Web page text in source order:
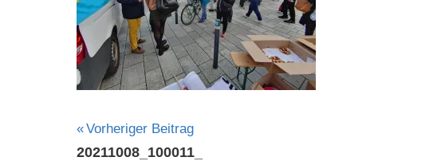
Beitragsnavigation
Vorheriger Beitrag
20211008_100011_